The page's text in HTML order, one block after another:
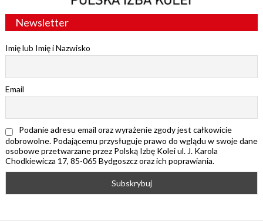
Newsletter
Imię lub Imię i Nazwisko
Email
Podanie adresu email oraz wyrażenie zgody jest całkowicie
dobrowolne. Podającemu przysługuje prawo do wglądu w swoje dane
osobowe przetwarzane przez Polską Izbę Kolei ul. J. Karola
Chodkiewicza 17, 85-065 Bydgoszcz oraz ich poprawiania.